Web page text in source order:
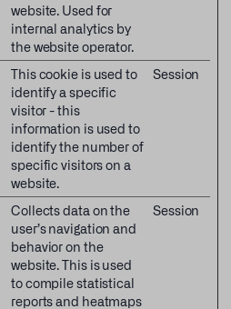
website. Used for
internal analytics by
the website operator.
This cookie is used to
identify a specific
visitor - this
information is used to
identify the number of
specific visitors on a
website.
Session
Collects data on the
user’s navigation and
behavior on the
website. This is used
to compile statistical
reports and heatmaps
Session